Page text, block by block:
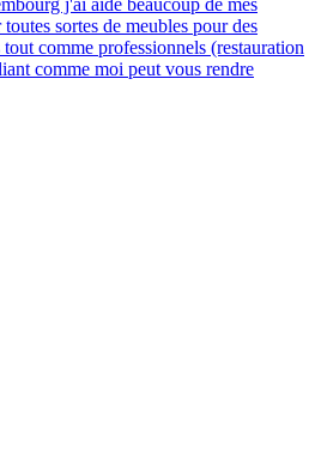
sortes de meubles pour des
comme professionnels (restauration
comme moi peut vous rendre